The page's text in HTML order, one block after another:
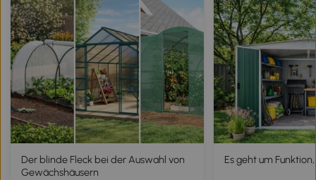
Der blinde Fleck bei der Auswahl von
Gewächshäusern
Es geht um